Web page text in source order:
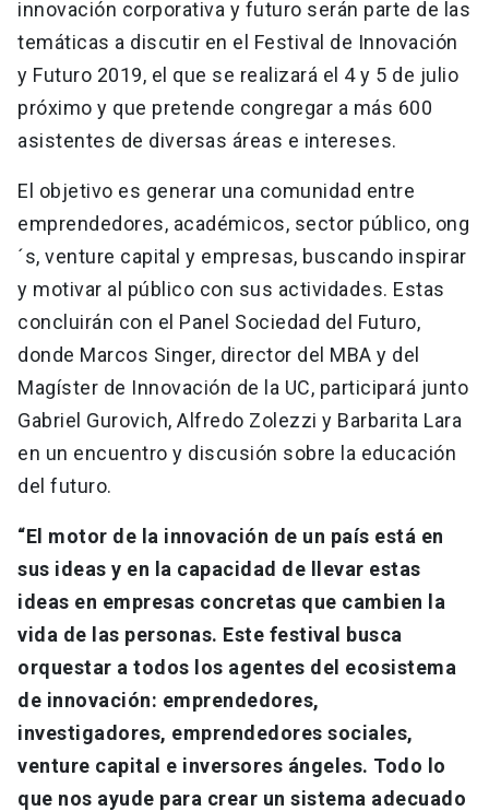
innovación corporativa y futuro serán parte de las
temáticas a discutir en el Festival de Innovación
y Futuro 2019, el que se realizará el 4 y 5 de julio
próximo y que pretende congregar a más 600
asistentes de diversas áreas e intereses.
El objetivo es generar una comunidad entre
emprendedores, académicos, sector público, ong
´s, venture capital y empresas, buscando inspirar
y motivar al público con sus actividades. Estas
concluirán con el Panel Sociedad del Futuro,
donde Marcos Singer, director del MBA y del
Magíster de Innovación de la UC, participará junto
Gabriel Gurovich, Alfredo Zolezzi y Barbarita Lara
en un encuentro y discusión sobre la educación
del futuro.
“El motor de la innovación de un país está en
sus ideas y en la capacidad de llevar estas
ideas en empresas concretas que cambien la
vida de las personas. Este festival busca
orquestar a todos los agentes del ecosistema
de innovación: emprendedores,
investigadores, emprendedores sociales,
venture capital e inversores ángeles. Todo lo
que nos ayude para crear un sistema adecuado